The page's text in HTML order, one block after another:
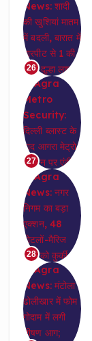
26
27
28